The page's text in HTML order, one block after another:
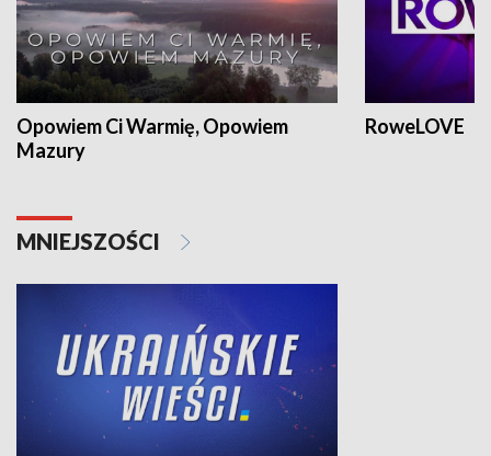
Opowiem Ci Warmię, Opowiem
Mazury
RoweLOVE
MNIEJSZOŚCI